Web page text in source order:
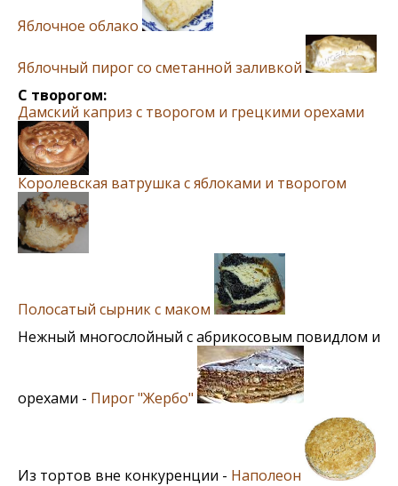
Яблочное облако
Яблочный пирог со сметанной заливкой
С творогом:
Дамский каприз с творогом и грецкими орехами
Королевская ватрушка с яблоками и творогом
Полосатый сырник с маком
Нежный многослойный с абрикосовым повидлом и
орехами - Пирог "Жербо"
Из тортов вне конкуренции - Наполеон